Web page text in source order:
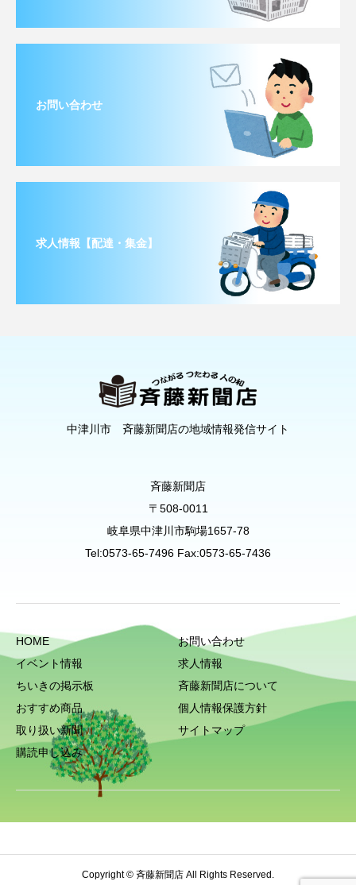
お問い合わせ
求人情報【配達・集金】
中津川市 斉藤新聞店の地域情報発信サイト
斉藤新聞店
〒508-0011
岐阜県中津川市駒場1657-78
Tel:0573-65-7496 Fax:0573-65-7436
HOME
イベント情報
ちいきの掲示板
おすすめ商品
取り扱い新聞
購読申し込み
お問い合わせ
求人情報
斉藤新聞店について
個人情報保護方針
サイトマップ
Copyright © 斉藤新聞店 All Rights Reserved.